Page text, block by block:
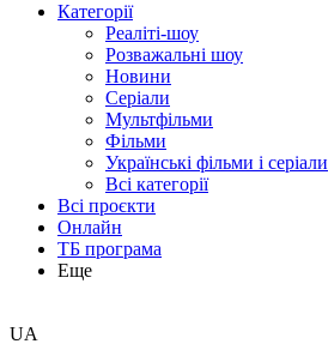
Категорії
Реаліті-шоу
Розважальні шоу
Новини
Серіали
Мультфільми
Фільми
Українські фільми і серіали
Всі категорії
Всі проєкти
Онлайн
ТБ програма
Еще
UA